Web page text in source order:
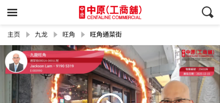
主页 九龙 旺角 旺角通菜街